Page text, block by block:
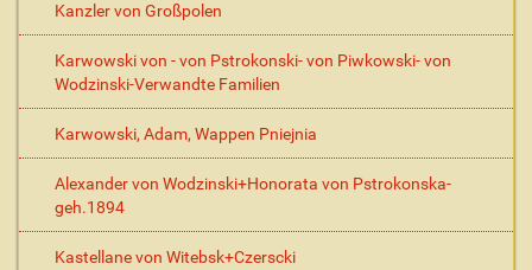
Kanzler von Großpolen
Karwowski von - von Pstrokonski- von Piwkowski- von
Wodzinski-Verwandte Familien
Karwowski, Adam, Wappen Pniejnia
Alexander von Wodzinski+Honorata von Pstrokonska-
geh.1894
Kastellane von Witebsk+Czerscki